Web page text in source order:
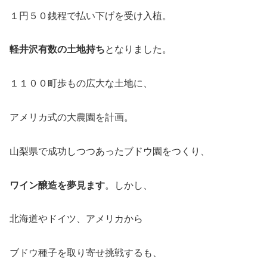
１円５０銭程で払い下げを受け入植。
軽井沢有数の土地持ちとなりました。
１１００町歩もの広大な土地に、
アメリカ式の大農園を計画。
山梨県で成功しつつあったブドウ園をつくり、
ワイン醸造を夢見ます。しかし、
北海道やドイツ、アメリカから
ブドウ種子を取り寄せ挑戦するも、